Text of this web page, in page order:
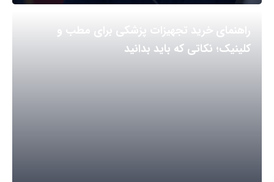
راهنمای خرید تجهیزات پزشکی برای مطب و
کلینیک؛ نکاتی که باید بدانید